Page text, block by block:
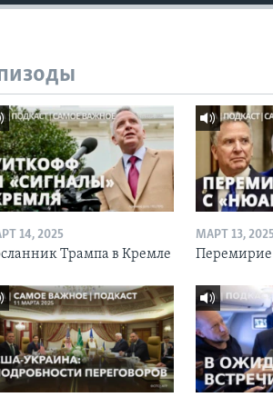
14, 2025
Трампа в Кремле
МАРТ 13, 2025